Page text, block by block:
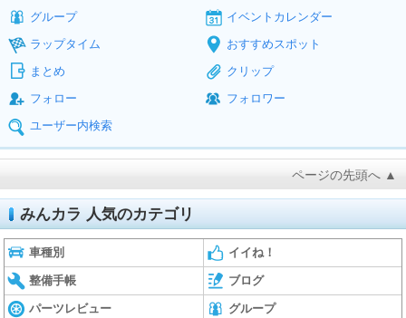
グループ
イベントカレンダー
ラップタイム
おすすめスポット
まとめ
クリップ
フォロー
フォロワー
ユーザー内検索
ページの先頭へ ▲
みんカラ 人気のカテゴリ
車種別 イイね！
整備手帳 ブログ
パーツレビュー グループ